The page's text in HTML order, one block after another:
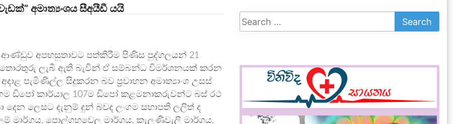
අමාත්‍යංශය සීඅයීඩී යයි
ආණ්ඩුව අපහසුතාවට පත්කිරීම පිණිස පුද්ගලයන් 21
ලැබී ඇති බැවින් ඒ සම්බන්ධ විමර්ශනයක් කරන
පැමිණිල්ල සිදුකරන බව ප්‍රවාහන අමාත්‍යාංශ උසස්
ඩිපෝ කාර්යාල 107ම ඩිපෝ කළමනාකරුවන්ට බස් රථ
ලෙසට දැනුම් දුන් බවද ලංගම සභාපති ලලිත් ද
මාර්ගය, පොල්ගහවෙල මාර්ගය, කැලණිවැලි මාර්ගය,